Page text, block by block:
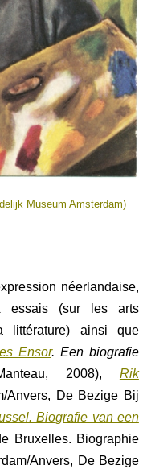
Museum Amsterdam)
néerlandaise,
essais (sur les arts
littérature) ainsi que
Ensor. Een biografie
Manteau, 2008), Rik
Anvers, De Bezige Bij
Biografie van een
Bruxelles. Biographie
Anvers, De Bezige